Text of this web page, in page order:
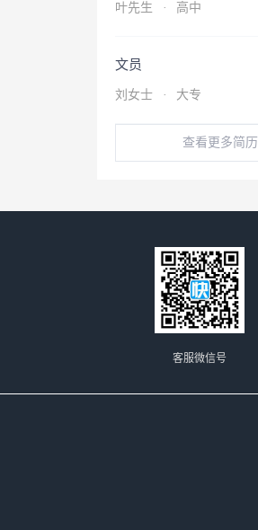
叶先生 · 高中
文员
刘女士 · 大专
查看更多简历
客服微信号